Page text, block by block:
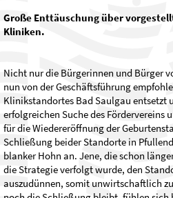
Große Enttäuschung über
Kliniken.
Nicht nur die Bürgerinnen und Bürger
nun von der Geschäftsführung
Klinikstandortes Bad Saulgau entsetzt
erfolgreichen Suche des Fördervereins
für die Wiedereröffnung der
Schließung beider Standorte in
blanker Hohn an. Jene, die schon
die Strategie verfolgt wurde, den
auszudünnen, somit unwirtschaftlich